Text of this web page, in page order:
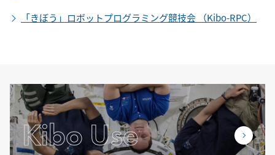
「きぼう」ロボットプログラミング競技会 （Kibo-RPC）
Kibo Use